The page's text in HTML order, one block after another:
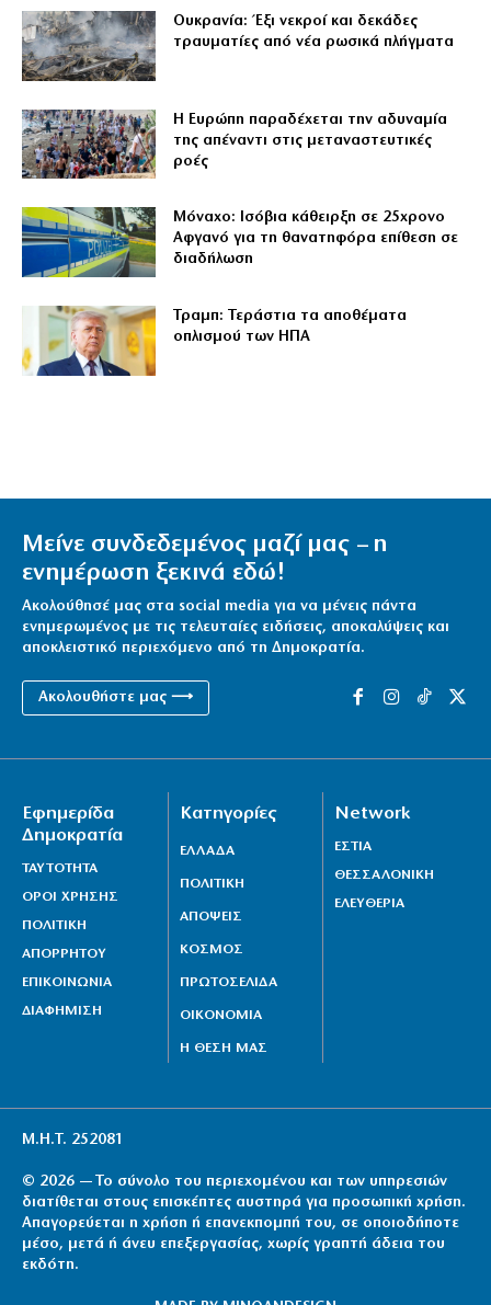
Ουκρανία: Έξι νεκροί και δεκάδες
τραυματίες από νέα ρωσικά πλήγματα
Η Ευρώπη παραδέχεται την αδυναμία
της απέναντι στις μεταναστευτικές
ροές
Μόναχο: Ισόβια κάθειρξη σε 25χρονο
Αφγανό για τη θανατηφόρα επίθεση σε
διαδήλωση
Τραμπ: Τεράστια τα αποθέματα
οπλισμού των ΗΠΑ
Μείνε συνδεδεμένος μαζί μας – η
ενημέρωση ξεκινά εδώ!
Ακολούθησέ μας στα social media για να μένεις πάντα
ενημερωμένος με τις τελευταίες ειδήσεις, αποκαλύψεις και
αποκλειστικό περιεχόμενο από τη Δημοκρατία.
Ακολουθήστε μας ⟶
Εφημερίδα
Δημοκρατία
ΤΑΥΤΟΤΗΤΑ
ΟΡΟΙ ΧΡΗΣΗΣ
ΠΟΛΙΤΙΚΗ
ΑΠΟΡΡΗΤΟΥ
ΕΠΙΚΟΙΝΩΝΙΑ
ΔΙΑΦΗΜΙΣΗ
Κατηγορίες
ΕΛΛΑΔΑ
ΠΟΛΙΤΙΚΗ
ΑΠΟΨΕΙΣ
ΚΟΣΜΟΣ
ΠΡΩΤΟΣΕΛΙΔΑ
ΟΙΚΟΝΟΜΙΑ
Η ΘΕΣΗ ΜΑΣ
Network
ΕΣΤΙΑ
ΘΕΣΣΑΛΟΝΙΚΗ
ΕΛΕΥΘΕΡΙΑ
Μ.Η.Τ. 252081
© 2026 — Το σύνολο του περιεχομένου και των υπηρεσιών
διατίθεται στους επισκέπτες αυστηρά για προσωπική χρήση.
Απαγορεύεται η χρήση ή επανεκπομπή του, σε οποιοδήποτε
μέσο, μετά ή άνευ επεξεργασίας, χωρίς γραπτή άδεια του
εκδότη.